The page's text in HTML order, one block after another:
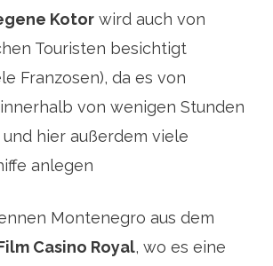
Kotor wird auch von
Touristen besichtigt
Franzosen), da es von
von wenigen Stunden
hier außerdem viele
anlegen
Montenegro aus dem
Casino Royal, wo es eine